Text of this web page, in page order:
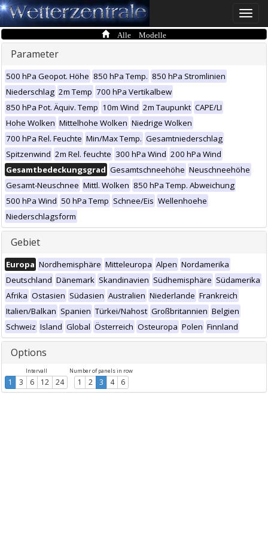
Toggle
Alle Modelle
Parameter
500 hPa Geopot. Höhe 850 hPa Temp. 850 hPa Stromlinien
Niederschlag 2m Temp 700 hPa Vertikalbew
850 hPa Pot. Äquiv. Temp 10m Wind 2m Taupunkt CAPE/LI
Hohe Wolken Mittelhohe Wolken Niedrige Wolken
700 hPa Rel. Feuchte Min/Max Temp. Gesamtniederschlag
Spitzenwind 2m Rel. feuchte 300 hPa Wind 200 hPa Wind
Gesamtbedeckungsgrad Gesamtschneehöhe Neuschneehöhe
Gesamt-Neuschnee Mittl. Wolken 850 hPa Temp. Abweichung
500 hPa Wind 50 hPa Temp Schnee/Eis Wellenhoehe
Niederschlagsform
Gebiet
Europa Nordhemisphäre Mitteleuropa Alpen Nordamerika
Deutschland Dänemark Skandinavien Südhemisphäre Südamerika
Afrika Ostasien Südasien Australien Niederlande Frankreich
Italien/Balkan Spanien Türkei/Nahost Großbritannien Belgien
Schweiz Island Global Österreich Osteuropa Polen Finnland
Options
Intervall
1 3 6 12 24
Number of panels in row
1 2 3 4 6